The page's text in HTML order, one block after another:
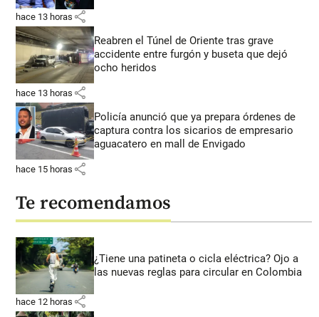
hace 13 horas share
Reabren el Túnel de Oriente tras grave
accidente entre furgón y buseta que dejó
ocho heridos
hace 13 horas share
Policía anunció que ya prepara órdenes de
captura contra los sicarios de empresario
aguacatero en mall de Envigado
hace 15 horas share
Te recomendamos
¿Tiene una patineta o cicla eléctrica? Ojo a
las nuevas reglas para circular en Colombia
hace 12 horas share